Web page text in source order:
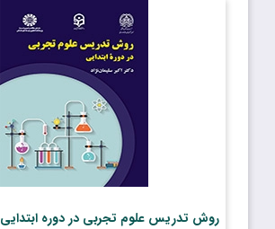
: شهریور ۱۴۰۲
روش تدریس علوم تجربی در دوره ابتدایی